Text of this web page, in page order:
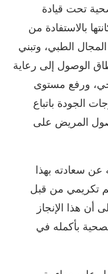
تحت قيادة
بالاستفادة من
الطبي، وتبني
الوصول إلى رعاية
ورفع مستوى
الجودة باتباع
المريض على
عن سعادته بهذا
تكريمي من قبل
هذا الإنجاز
بأكمله في